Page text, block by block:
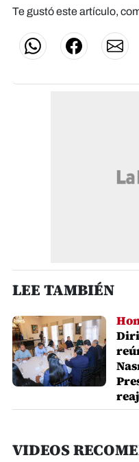
Te gustó este artículo,
LEE TAMBIÉN
VIDEOS